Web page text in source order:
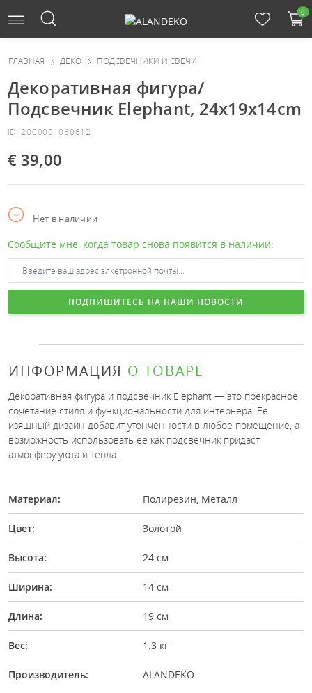
0
ГЛАВНАЯ ДЕКО ПОДСВЕЧНИКИ И СВЕЧИ
Декоративная фигура/
Подсвечник Elephant, 24x19x14cm
ID: 2000001060612
€ 39,00
Нет в наличии
Сообщите мне, когда товар снова появится в наличии:
ПОДПИШИТЕСЬ НА НАШИ НОВОСТИ
ИНФОРМАЦИЯ О ТОВАРЕ
Декоративная фигура и подсвечник Elephant — это прекрасное
сочетание стиля и функциональности для интерьера. Ее
изящный дизайн добавит утонченности в любое помещение, а
возможность использовать ее как подсвечник придаст
атмосферу уюта и тепла.
Материал: Полирезин, Металл
Цвет: Золотой
Высота: 24 см
Ширина: 14 см
Длина: 19 см
Вес: 1.3 кг
Производитель: ALANDEKO